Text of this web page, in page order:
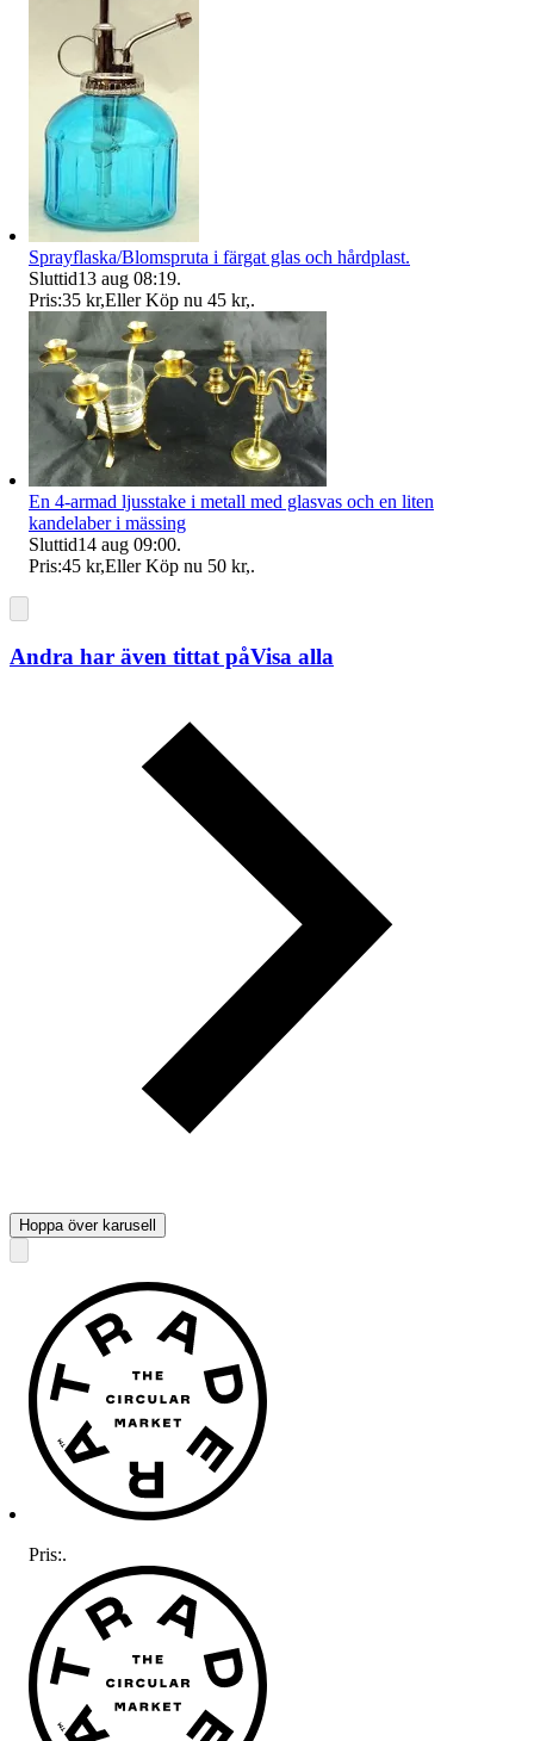
Sprayflaska/Blomspruta i färgat glas och hårdplast.
Sluttid13 aug 08:19.
Pris:35 kr,Eller Köp nu 45 kr,.
En 4-armad ljusstake i metall med glasvas och en liten
kandelaber i mässing
Sluttid14 aug 09:00.
Pris:45 kr,Eller Köp nu 50 kr,.
Andra har även tittat påVisa alla
Hoppa över karusell
Pris:.